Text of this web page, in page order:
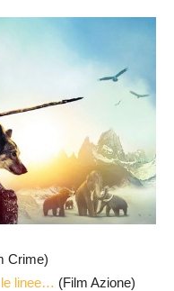
Crime)
le linee… (Film Azione)